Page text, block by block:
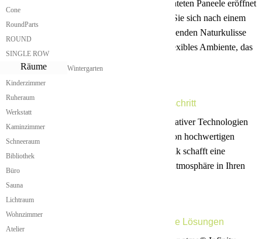
Cone
RoundParts
ROUND
SINGLE ROW
Räume
Wintergarten
Kinderzimmer
Ruheraum
Werkstatt
Kaminzimmer
Schneeraum
Bibliothek
Büro
Sauna
Lichtraum
Wohnzimmer
Atelier
Die visuelle Darstellung durch diese hinterleuchteten Paneele eröffnet
unendlich viele Gestaltungsmöglichkeiten. Ob Sie sich nach einem
offenen Sternenhimmel oder nach einer beruhigenden Naturkulisse
sehnen, die atme® Infinity Rooms bieten ein flexibles Ambiente, das
sich Ihren Wünschen anpasst.
Innovatives Design, Technologischer Fortschritt
Unsere Infinity Rooms sind das Ergebnis innovativer Technologien
und durchdachter Designs. Die Kombination von hochwertigen
Materialien und modernster Beleuchtungstechnik schafft eine
einzigartige Raumillusion, die eine besondere Atmosphäre in Ihren
Räumen schafft.
Unbegrenzte Kreativität, Maßgeschneiderte Lösungen